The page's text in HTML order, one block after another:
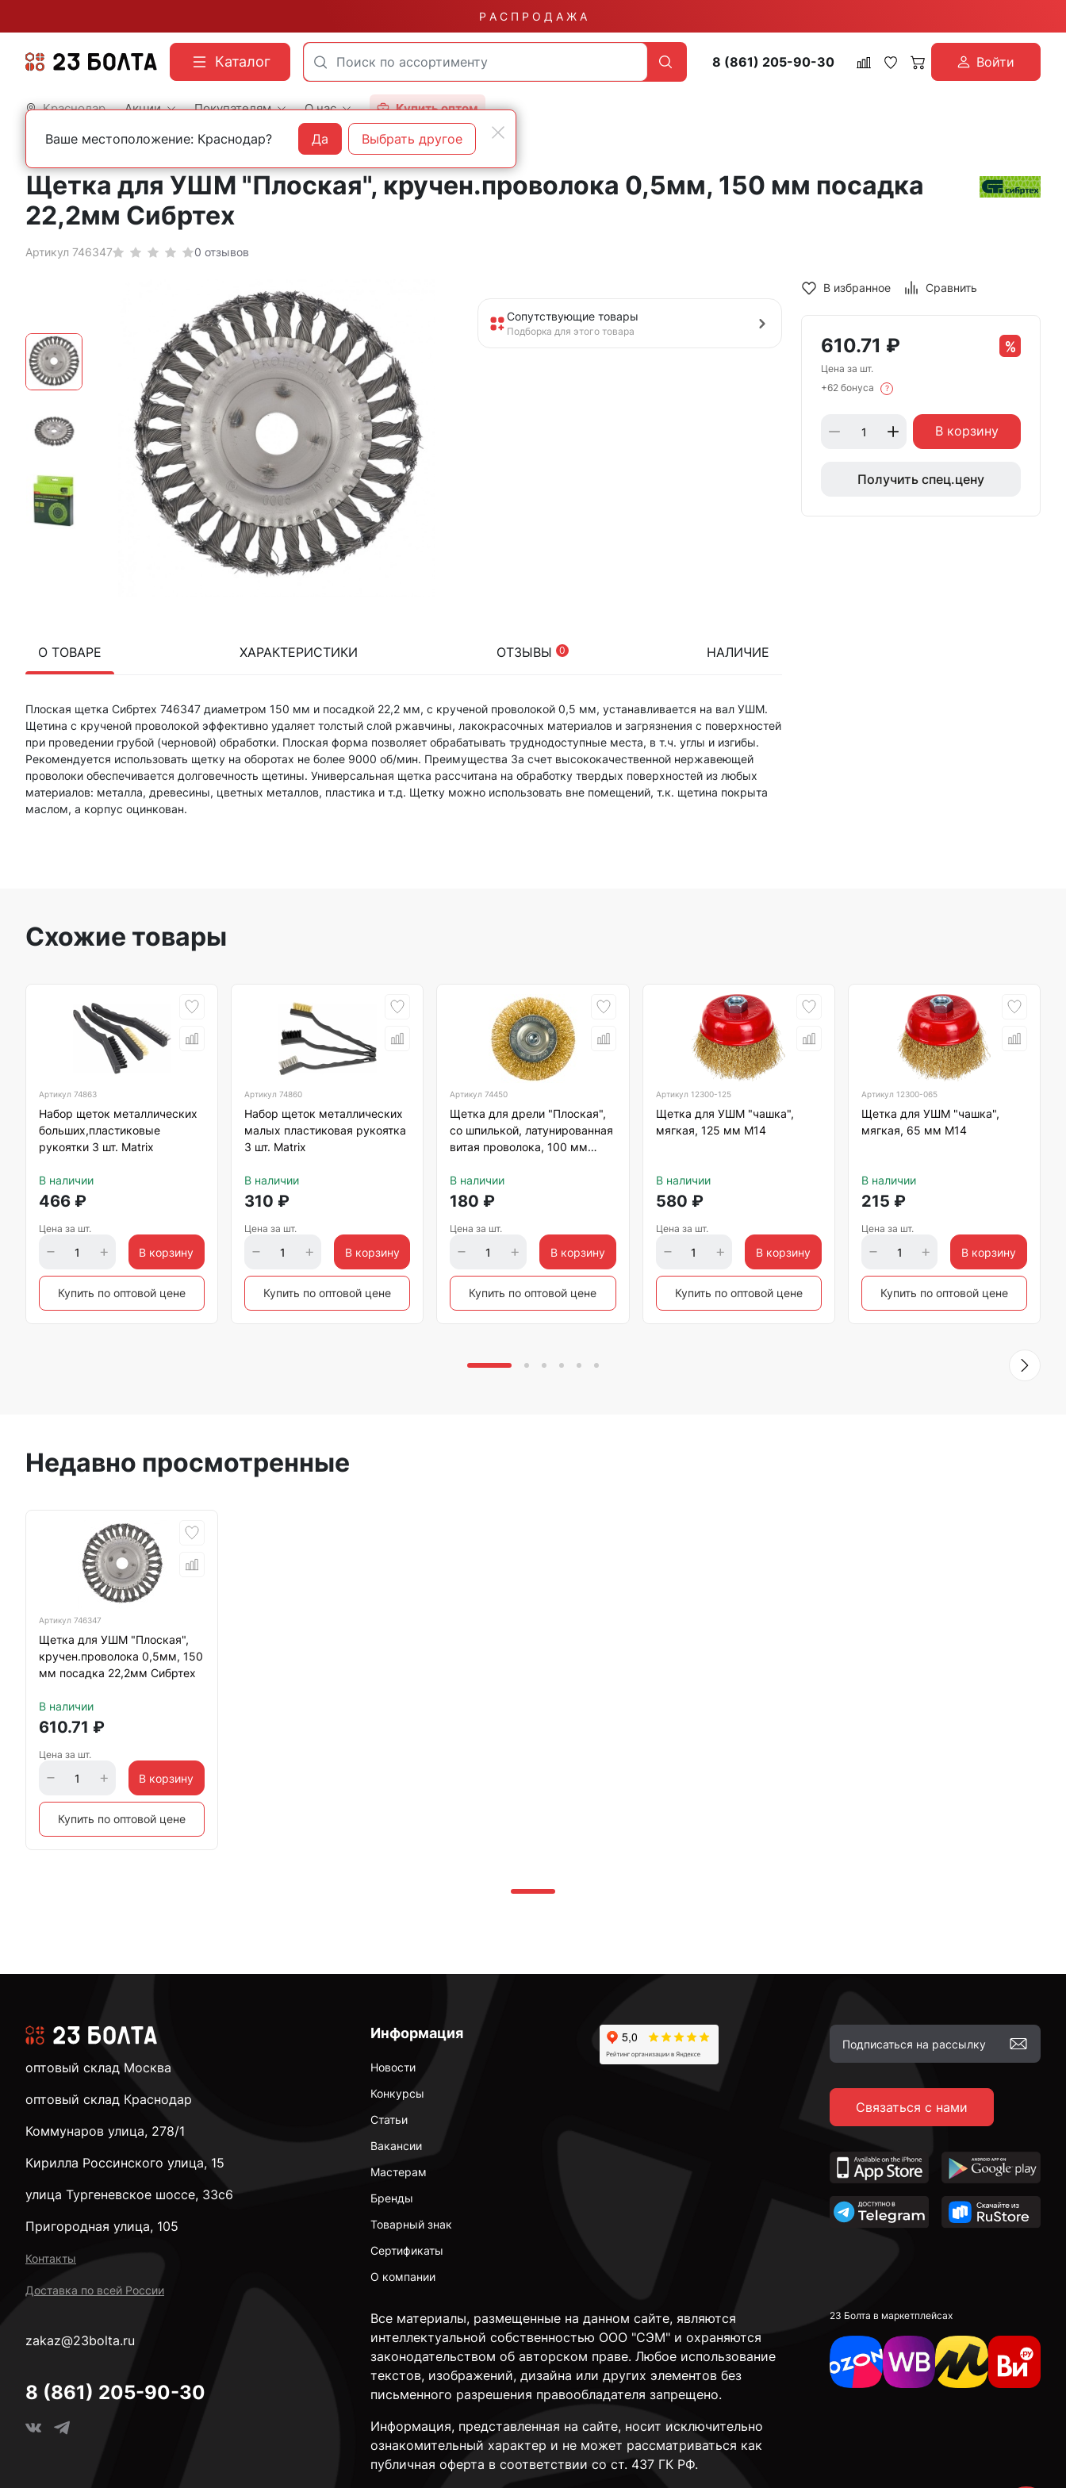
Р А С П Р О Д А Ж А
Каталог 8 (861) 205-90-30 Войти
Краснодар Акции Покупателям О нас Купить оптом
Главная Оснастка Корщетки и щетки
Щетка для УШМ "Плоская", кручен.проволока 0,5мм, 150 мм посадка
22,2мм Сибртех
Артикул 746347 0 отзывов
Сопутствующие товары
Подборка для этого товара
О ТОВАРЕ ХАРАКТЕРИСТИКИ ОТЗЫВЫ 0 НАЛИЧИЕ
Плоская щетка Сибртех 746347 диаметром 150 мм и посадкой 22,2 мм, с крученой проволокой 0,5 мм, устанавливается на вал УШМ.
Щетина с крученой проволокой эффективно удаляет толстый слой ржавчины, лакокрасочных материалов и загрязнения с поверхностей
при проведении грубой (черновой) обработки. Плоская форма позволяет обрабатывать труднодоступные места, в т.ч. углы и изгибы.
Рекомендуется использовать щетку на оборотах не более 9000 об/мин. Преимущества За счет высококачественной нержавеющей
проволоки обеспечивается долговечность щетины. Универсальная щетка рассчитана на обработку твердых поверхностей из любых
материалов: металла, древесины, цветных металлов, пластика и т.д. Щетку можно использовать вне помещений, т.к. щетина покрыта
маслом, а корпус оцинкован.
В избранное Сравнить
610.71 ₽
Цена за шт.
+62 бонуса
?
В корзину
Получить спец.цену
Схожие товары
Артикул 74863
Набор щеток металлических
больших,пластиковые
рукоятки 3 шт. Matrix
В наличии
466 ₽
Цена за шт.
В корзину
Купить по оптовой цене
Артикул74860
Набор щеток металлических
малых пластиковая рукоятка
3 шт. Matrix
В наличии
310 ₽
Цена за шт.
В корзину
Купить по оптовой цене
Артикул74450
Щетка для дрели "Плоская",
со шпилькой, латунированная
витая проволока, 100 мм
В наличии
180 ₽
Цена за шт.
В корзину
Купить по оптовой цене
Артикул 12300-125
Щетка для УШМ "чашка",
мягкая, 125 мм М14
В наличии
580 ₽
Цена за шт.
В корзину
Купить по оптовой цене
Артикул 12300-065
Щетка для УШМ "чашка",
мягкая, 65 мм М14
В наличии
215 ₽
Цена за шт.
В корзину
Купить по оптовой цене
Недавно просмотренные
Артикул 746347
Щетка для УШМ "Плоская",
кручен.проволока 0,5мм, 150
мм посадка 22,2мм Сибртех
В наличии
610.71 ₽
Цена за шт.
В корзину
Купить по оптовой цене
Информация
Новости
Конкурсы
Статьи
Вакансии
Мастерам
Бренды
Товарный знак
Сертификаты
О компании
Связаться с нами
Все материалы, размещенные на данном сайте, являются
интеллектуальной собственностью ООО "СЭМ" и охраняются
законодательством об авторском праве. Любое использование
текстов, изображений, дизайна или других элементов без
письменного разрешения правообладателя запрещено.
Информация, представленная на сайте, носит исключительно
ознакомительный характер и не может рассматриваться как
публичная оферта в соответствии со ст. 437 ГК РФ.
23 Болта в маркетплейсах
оптовый склад Москва
оптовый склад Краснодар
Коммунаров улица, 278/1
Кирилла Россинского улица, 15
улица Тургеневское шоссе, 33с6
Пригородная улица, 105
Контакты
Доставка по всей России
zakaz@23bolta.ru
8 (861) 205-90-30
Ваше местоположение: Краснодар? Да Выбрать другое